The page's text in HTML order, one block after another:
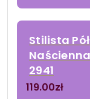
Stilista
2941
119.00zł